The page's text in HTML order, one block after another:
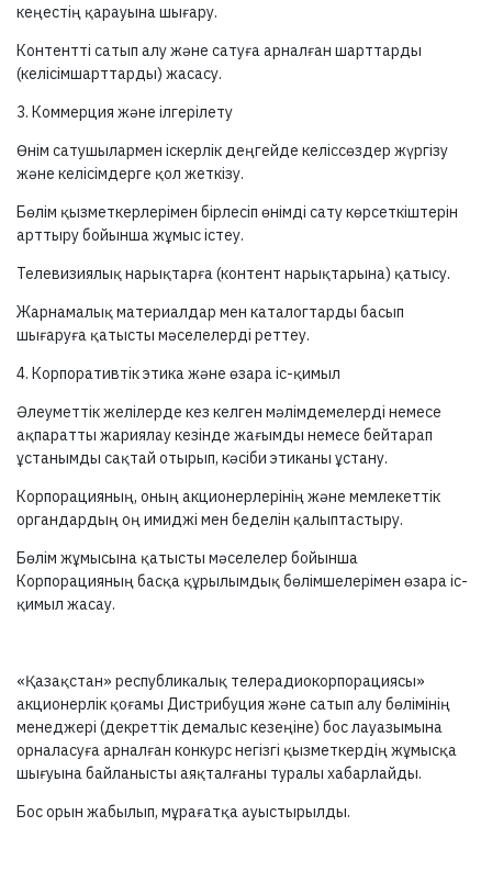
кеңестің қарауына шығару.
Контентті сатып алу және сатуға арналған шарттарды
(келісімшарттарды) жасасу.
3. Коммерция және ілгерілету
Өнім сатушылармен іскерлік деңгейде келіссөздер жүргізу
және келісімдерге қол жеткізу.
Бөлім қызметкерлерімен бірлесіп өнімді сату көрсеткіштерін
арттыру бойынша жұмыс істеу.
Телевизиялық нарықтарға (контент нарықтарына) қатысу.
Жарнамалық материалдар мен каталогтарды басып
шығаруға қатысты мәселелерді реттеу.
4. Корпоративтік этика және өзара іс-қимыл
Әлеуметтік желілерде кез келген мәлімдемелерді немесе
ақпаратты жариялау кезінде жағымды немесе бейтарап
ұстанымды сақтай отырып, кәсіби этиканы ұстану.
Корпорацияның, оның акционерлерінің және мемлекеттік
органдардың оң имиджі мен беделін қалыптастыру.
Бөлім жұмысына қатысты мәселелер бойынша
Корпорацияның басқа құрылымдық бөлімшелерімен өзара іс-
қимыл жасау.
«Қазақстан» республикалық телерадиокорпорациясы»
акционерлік қоғамы Дистрибуция және сатып алу бөлімінің
менеджері (декреттік демалыс кезеңіне) бос лауазымына
орналасуға арналған конкурс негізгі қызметкердің жұмысқа
шығуына байланысты аяқталғаны туралы хабарлайды.
Бос орын жабылып, мұрағатқа ауыстырылды.